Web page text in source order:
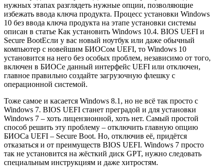
нужных этапах разглядеть нужные опции, позволяющие
избежать ввода ключа продукта. Процесс установки Windows
10 без ввода ключа продукта на этапе установки системы
описан в статье Как установить Windows 10.4. BIOS UEFI и
Secure BootЕсли у вас новый ноутбук или даже обычный
компьютер с новейшим БИОСом UEFI, то Windows 10
установится на него без особых проблем, независимо от того,
включен в БИОСе данный интерфейс UEFI или отключен,
главное правильно создайте загрузочную флешку с
операционной системой.
Тоже самое и касается Windows 8.1, но не всё так просто с
Windows 7. BIOS UEFI станет преградой и для установки
Windows 7 – хоть лицензионной, хоть нет. Самый простой
способ решить эту проблему – отключить главную опцию
БИОСа UEFI – Secure Boot. Но, отключив её, придётся
отказаться и от преимуществ BIOS UEFI. Windows 7 просто
так не установится на жёсткий диск GPT, нужно следовать
специальным инструкциям и даже хитростям.